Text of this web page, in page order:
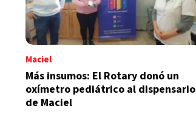
Maciel
Más insumos: El Rotary donó un
oxímetro pediátrico al dispensario
de Maciel